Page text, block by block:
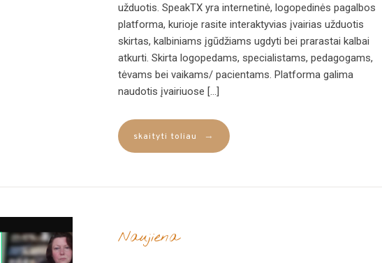
užduotis. SpeakTX yra internetinė, logopedinės pagalbos
platforma, kurioje rasite interaktyvias įvairias užduotis
skirtas, kalbiniams įgūdžiams ugdyti bei prarastai kalbai
atkurti. Skirta logopedams, specialistams, pedagogams,
tėvams bei vaikams/ pacientams. Platforma galima
naudotis įvairiuose […]
skaityti toliau →
Naujiena